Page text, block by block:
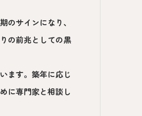
のサインになり、
の前兆としての黒
ます。築年に応じ
に専門家と相談し